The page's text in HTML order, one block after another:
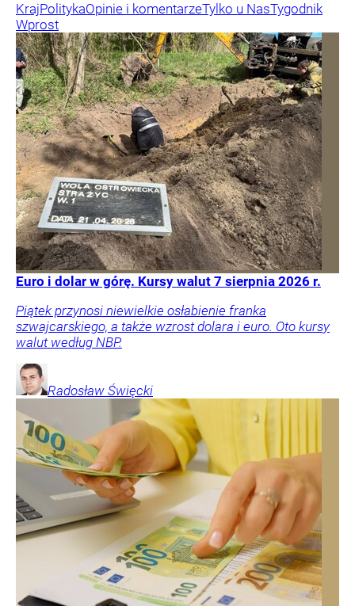
KrajPolitykaOpinie i komentarzeTylko u NasTygodnik
Wprost
Euro i dolar w górę. Kursy walut 7 sierpnia 2026 r.
Piątek przynosi niewielkie osłabienie franka
szwajcarskiego, a także wzrost dolara i euro. Oto kursy
walut według NBP.
Radosław Święcki